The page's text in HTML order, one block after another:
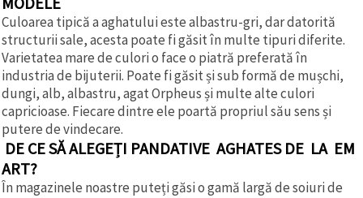
Culoarea tipică a aghatului este albastru-gri, dar datorită
structurii sale, acesta poate fi găsit în multe tipuri diferite.
Varietatea mare de culori o face o piatră preferată în
industria de bijuterii. Poate fi găsit și sub formă de mușchi,
dungi, alb, albastru, agat Orpheus și multe alte culori
capricioase. Fiecare dintre ele poartă propriul său sens și
putere de vindecare.
DE CE SĂ ALEGEȚI PANDATIVE AGHATES DE LA EM
ART?
În magazinele noastre puteți găsi o gamă largă de soiuri de